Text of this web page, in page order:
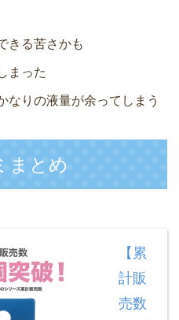
きる苦さかも
まった
なりの液量が余ってしまう
まとめ
【累
計販
売数